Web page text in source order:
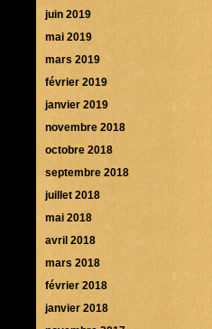
juin 2019
mai 2019
mars 2019
février 2019
janvier 2019
novembre 2018
octobre 2018
septembre 2018
juillet 2018
mai 2018
avril 2018
mars 2018
février 2018
janvier 2018